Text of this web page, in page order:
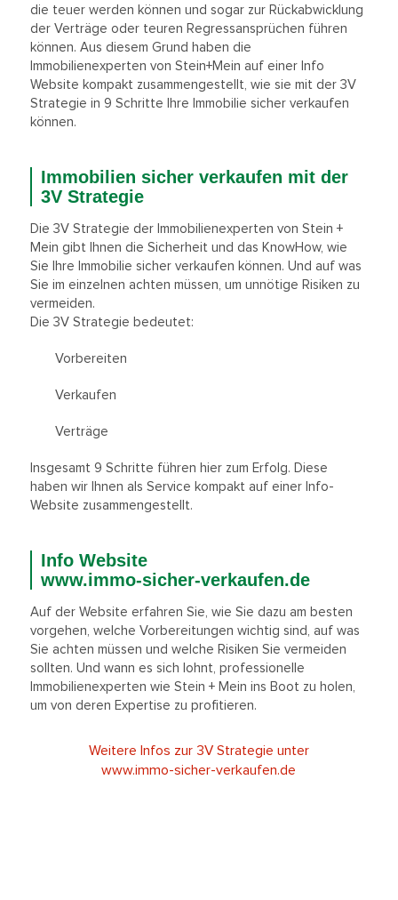
die teuer werden können und sogar zur Rückabwicklung
der Verträge oder teuren Regressansprüchen führen
können. Aus diesem Grund haben die
Immobilienexperten von Stein+Mein auf einer Info
Website kompakt zusammengestellt, wie sie mit der 3V
Strategie in 9 Schritte Ihre Immobilie sicher verkaufen
können.
Immobilien sicher verkaufen mit der
3V Strategie
Die 3V Strategie der Immobilienexperten von Stein +
Mein gibt Ihnen die Sicherheit und das KnowHow, wie
Sie Ihre Immobilie sicher verkaufen können. Und auf was
Sie im einzelnen achten müssen, um unnötige Risiken zu
vermeiden.
Die 3V Strategie bedeutet:
Vorbereiten
Verkaufen
Verträge
Insgesamt 9 Schritte führen hier zum Erfolg. Diese
haben wir Ihnen als Service kompakt auf einer Info-
Website zusammengestellt.
Info Website
www.immo-sicher-verkaufen.de
Auf der Website erfahren Sie, wie Sie dazu am besten
vorgehen, welche Vorbereitungen wichtig sind, auf was
Sie achten müssen und welche Risiken Sie vermeiden
sollten. Und wann es sich lohnt, professionelle
Immobilienexperten wie Stein + Mein ins Boot zu holen,
um von deren Expertise zu profitieren.
Weitere Infos zur 3V Strategie unter
www.immo-sicher-verkaufen.de